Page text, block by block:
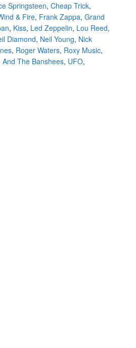
Springsteen, Cheap Trick,
& Fire, Frank Zappa, Grand
, Kiss, Led Zeppelin, Lou Reed,
Diamond, Neil Young, Nick
, Roger Waters, Roxy Music,
And The Banshees, UFO,